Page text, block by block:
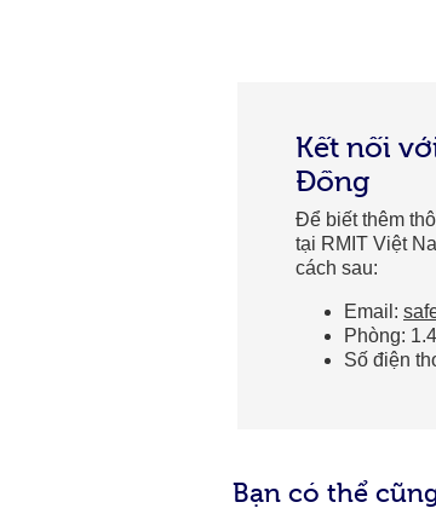
Kết nối
Đồng
Để biết thêm
tại RMIT Việt
cách sau:
Email:
Phòng:
Số điện
Bạn có thể